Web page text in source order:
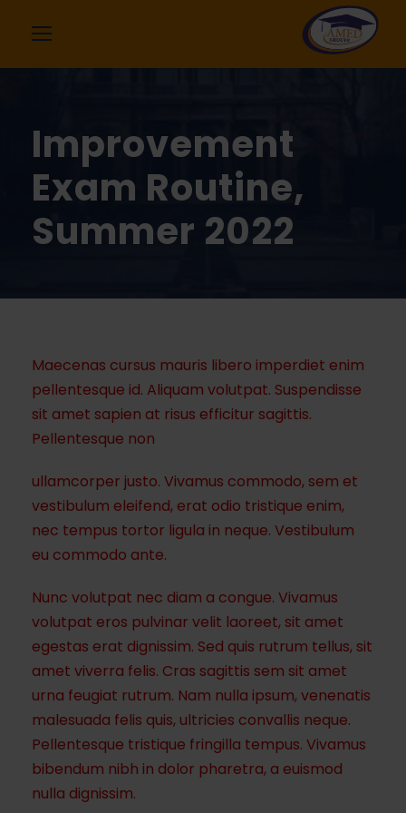
Improvement
Exam Routine,
Summer 2022
Maecenas cursus mauris libero imperdiet enim
pellentesque id. Aliquam volutpat. Suspendisse
sit amet sapien at risus efficitur sagittis.
Pellentesque non
ullamcorper justo. Vivamus commodo, sem et
vestibulum eleifend, erat odio tristique enim,
nec tempus tortor ligula in neque. Vestibulum
eu commodo ante.
Nunc volutpat nec diam a congue. Vivamus
volutpat eros pulvinar velit laoreet, sit amet
egestas erat dignissim. Sed quis rutrum tellus, sit
amet viverra felis. Cras sagittis sem sit amet
urna feugiat rutrum. Nam nulla ipsum, venenatis
malesuada felis quis, ultricies convallis neque.
Pellentesque tristique fringilla tempus. Vivamus
bibendum nibh in dolor pharetra, a euismod
nulla dignissim.